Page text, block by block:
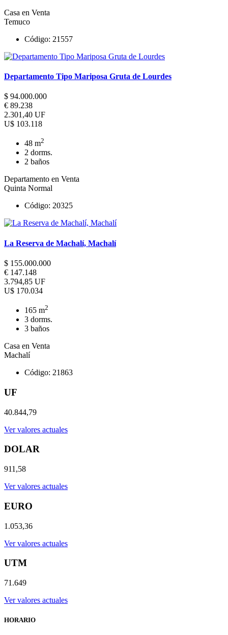
Casa en Venta
Temuco
Código: 21557
Departamento Tipo Mariposa Gruta de Lourdes
$ 94.000.000
€ 89.238
2.301,40 UF
U$ 103.118
48 m2
2 dorms.
2 baños
Departamento en Venta
Quinta Normal
Código: 20325
La Reserva de Machalí, Machalí
$ 155.000.000
€ 147.148
3.794,85 UF
U$ 170.034
165 m2
3 dorms.
3 baños
Casa en Venta
Machalí
Código: 21863
UF
40.844,79
Ver valores actuales
DOLAR
911,58
Ver valores actuales
EURO
1.053,36
Ver valores actuales
UTM
71.649
Ver valores actuales
HORARIO